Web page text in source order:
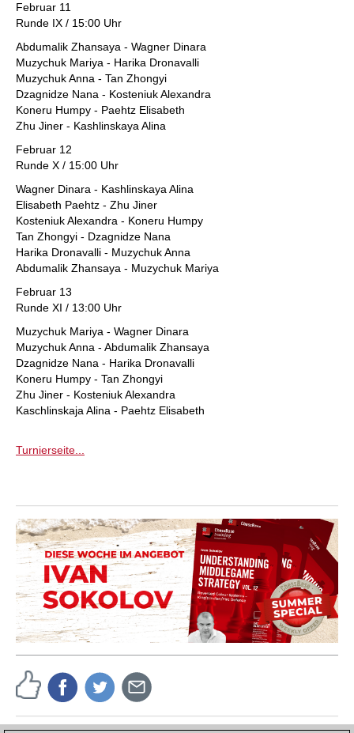
Februar 11
Runde IX / 15:00 Uhr
Abdumalik Zhansaya - Wagner Dinara
Muzychuk Mariya - Harika Dronavalli
Muzychuk Anna - Tan Zhongyi
Dzagnidze Nana - Kosteniuk Alexandra
Koneru Humpy - Paehtz Elisabeth
Zhu Jiner - Kashlinskaya Alina
Februar 12
Runde X / 15:00 Uhr
Wagner Dinara - Kashlinskaya Alina
Elisabeth Paehtz - Zhu Jiner
Kosteniuk Alexandra - Koneru Humpy
Tan Zhongyi - Dzagnidze Nana
Harika Dronavalli - Muzychuk Anna
Abdumalik Zhansaya - Muzychuk Mariya
Februar 13
Runde XI / 13:00 Uhr
Muzychuk Mariya - Wagner Dinara
Muzychuk Anna - Abdumalik Zhansaya
Dzagnidze Nana - Harika Dronavalli
Koneru Humpy - Tan Zhongyi
Zhu Jiner - Kosteniuk Alexandra
Kaschlinskaja Alina - Paehtz Elisabeth
Turnierseite...